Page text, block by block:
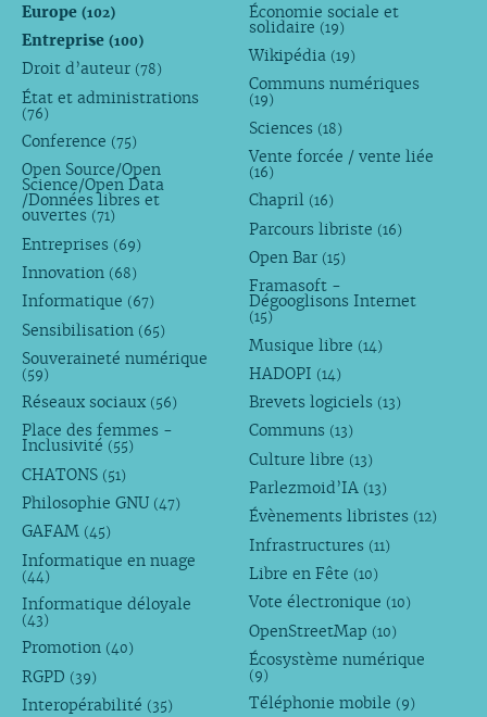
Europe (102)
Entreprise (100)
Droit d’auteur (78)
État et administrations
(76)
Conference (75)
Open Source/Open
Science/Open Data
/Données libres et
ouvertes (71)
Entreprises (69)
Innovation (68)
Informatique (67)
Sensibilisation (65)
Souveraineté numérique
(59)
Réseaux sociaux (56)
Place des femmes -
Inclusivité (55)
CHATONS (51)
Philosophie GNU (47)
GAFAM (45)
Informatique en nuage
(44)
Informatique déloyale
(43)
Promotion (40)
RGPD (39)
Interopérabilité (35)
Économie sociale et
solidaire (19)
Wikipédia (19)
Communs numériques
(19)
Sciences (18)
Vente forcée / vente liée
(16)
Chapril (16)
Parcours libriste (16)
Open Bar (15)
Framasoft -
Dégooglisons Internet
(15)
Musique libre (14)
HADOPI (14)
Brevets logiciels (13)
Communs (13)
Culture libre (13)
Parlezmoid’IA (13)
Évènements libristes (12)
Infrastructures (11)
Libre en Fête (10)
Vote électronique (10)
OpenStreetMap (10)
Écosystème numérique
(9)
Téléphonie mobile (9)